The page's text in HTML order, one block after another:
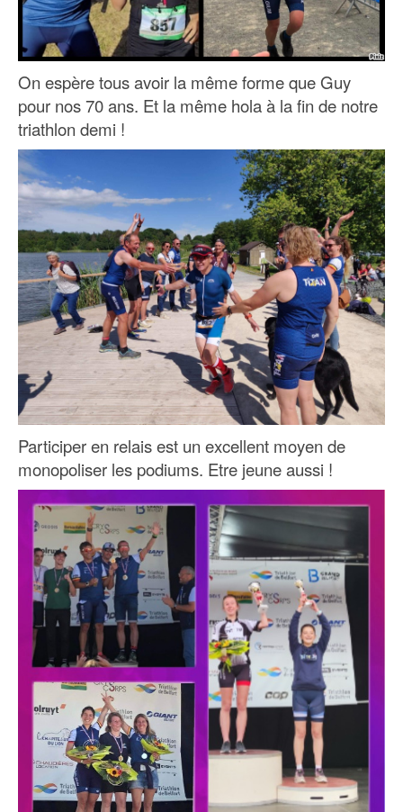
On espère tous avoir la même forme que Guy
pour nos 70 ans. Et la même hola à la fin de notre
triathlon demi !
Participer en relais est un excellent moyen de
monopoliser les podiums. Etre jeune aussi !